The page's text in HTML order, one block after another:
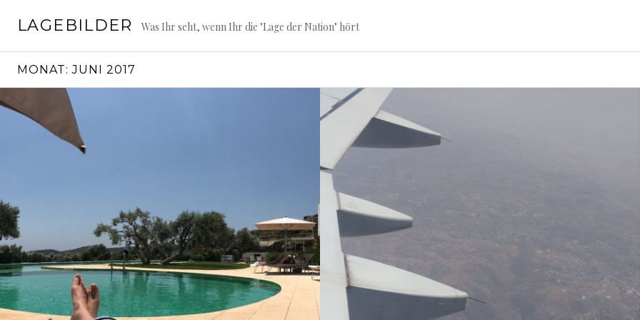
LAGEBILDER Was Ihr seht, wenn Ihr die "Lage der Nation" hört
MONAT:JUNI 2017